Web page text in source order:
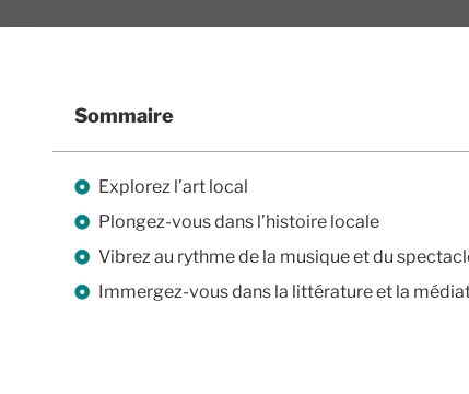
Sommaire
Explorez l’art local
Plongez-vous dans l’histoire locale
Vibrez au rythme de la musique et du
Immergez-vous dans la littérature et la